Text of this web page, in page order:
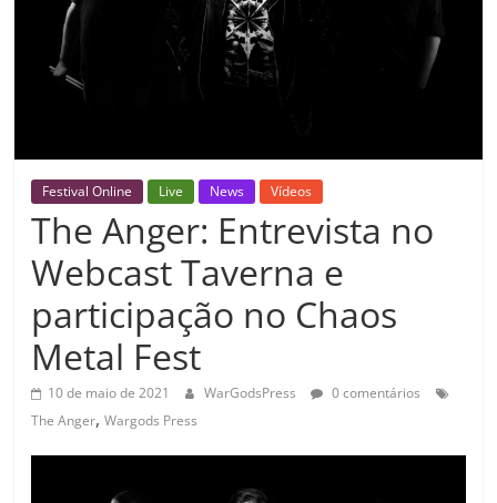
Festival Online Live News Vídeos
The Anger: Entrevista no
Webcast Taverna e
participação no Chaos
Metal Fest
10 de maio de 2021 WarGodsPress
0 comentários
The Anger,Wargods Press